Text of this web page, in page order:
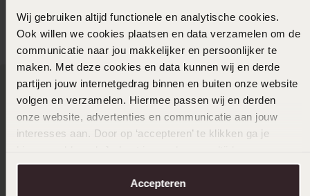
Wij gebruiken altijd functionele en analytische cookies.
Ook willen we cookies plaatsen en data verzamelen om de
communicatie naar jou makkelijker en persoonlijker te
maken. Met deze cookies en data kunnen wij en derde
partijen jouw internetgedrag binnen en buiten onze website
volgen en verzamelen. Hiermee passen wij en derden
onze website, advertenties en communicatie aan jouw
interesses aan. Door op ‘accepteren’ te klikken ga je
aanpassen. Lees er meer over in onscookiebeleid.
Accepteren
64